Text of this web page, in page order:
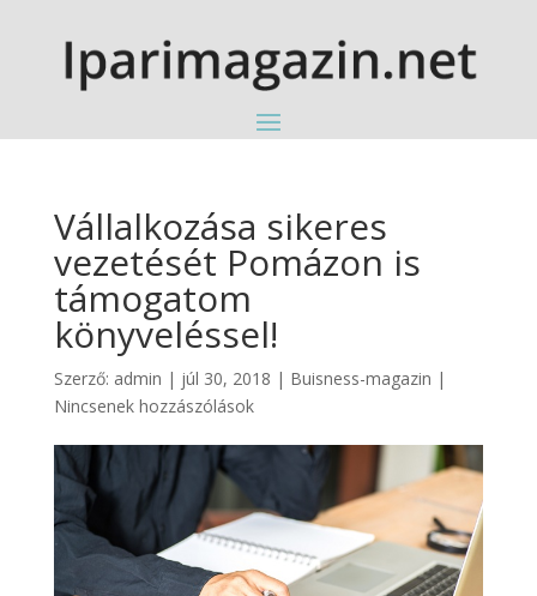
Vállalkozása sikeres
vezetését Pomázon is
támogatom
könyveléssel!
Szerző: admin | júl 30, 2018 | Buisness-magazin |
Nincsenek hozzászólások